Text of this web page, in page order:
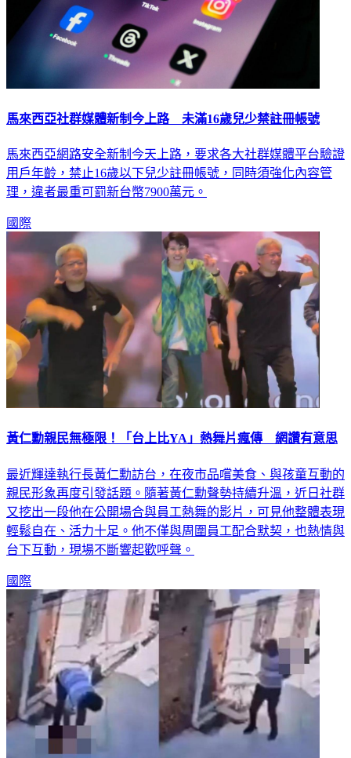
馬來西亞社群媒體新制今上路 未滿16歲兒少禁註冊帳號
馬來西亞網路安全新制今天上路，要求各大社群媒體平台驗證
用戶年齡，禁止16歲以下兒少註冊帳號，同時須強化內容管
理，違者最重可罰新台幣7900萬元。
國際
黃仁勳親民無極限！「台上比YA」熱舞片瘋傳 網讚有意思
最近輝達執行長黃仁勳訪台，在夜市品嚐美食、與孩童互動的
親民形象再度引發話題。隨著黃仁勳聲勢持續升溫，近日社群
又挖出一段他在公開場合與員工熱舞的影片，可見他整體表現
輕鬆自在、活力十足。他不僅與周圍員工配合默契，也熱情與
台下互動，現場不斷響起歡呼聲。
國際